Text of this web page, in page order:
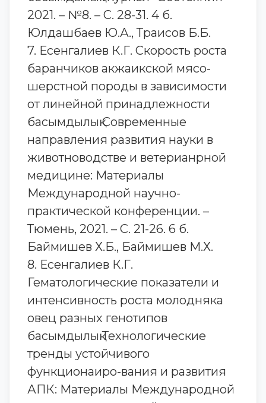
2021. – №8. – С. 28-31. 4 б.
Юлдашбаев Ю.А., Траисов Б.Б.
7. Есенгалиев К.Г. Скорость роста
баранчиков акжаикской мясо-
шерстной породы в зависимости
от линейной принадлежности
басымдылық Современные
направления развития науки в
животноводстве и ветерианрной
медицине: Материалы
Международной научно-
практической конференции. –
Тюмень, 2021. – С. 21-26. 6 б.
Баймишев Х.Б., Баймишев М.Х.
8. Есенгалиев К.Г.
Гематологические показатели и
интенсивность роста молодняка
овец разных генотипов
басымдылық Технологические
тренды устойчивого
функционаиро-вания и развития
АПК: Материалы Международной